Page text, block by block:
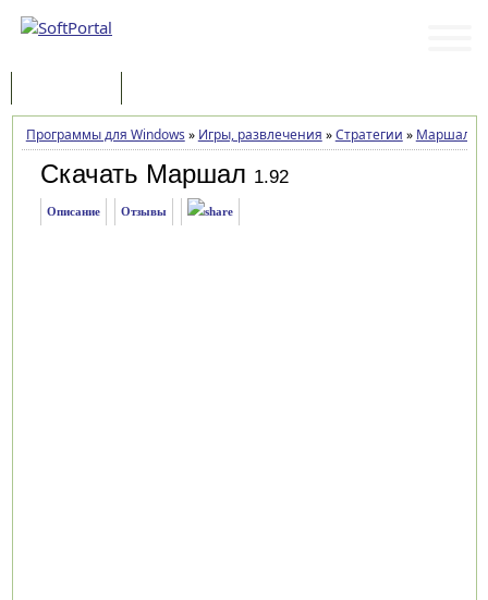
Программы для Windows » Игры, развлечения »Стратегии » Маршал
Скачать Маршал 1.92
Описание Отзывы